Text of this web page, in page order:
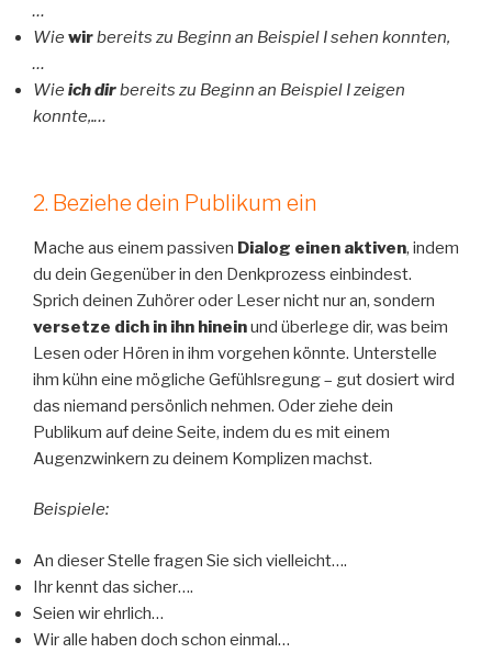
…
Wie wirbereits zu Beginn an Beispiel I sehen konnten,
…
Wie ich dirbereits zu Beginn an Beispiel I zeigen
konnte,.…
2. Beziehe dein Publikum ein
Mache aus einem passiven Dialog einen aktiven, indem
du dein Gegenüber in den Denkprozess einbindest.
Sprich deinen Zuhörer oder Leser nicht nur an, sondern
versetze dich in ihn hineinund überlege dir, was beim
Lesen oder Hören in ihm vorgehen könnte. Unterstelle
ihm kühn eine mögliche Gefühlsregung – gut dosiert wird
das niemand persönlich nehmen. Oder ziehe dein
Publikum auf deine Seite, indem du es mit einem
Augenzwinkern zu deinem Komplizen machst.
Beispiele:
An dieser Stelle fragen Sie sich vielleicht….
Ihr kennt das sicher….
Seien wir ehrlich…
Wir alle haben doch schon einmal…